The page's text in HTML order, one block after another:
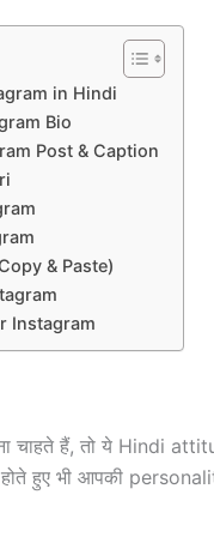
in Hindi
Bio
Post & Caption
& Paste)
Instagram
चाहते हैं, तो ये Hindi
हुए भी आपकी